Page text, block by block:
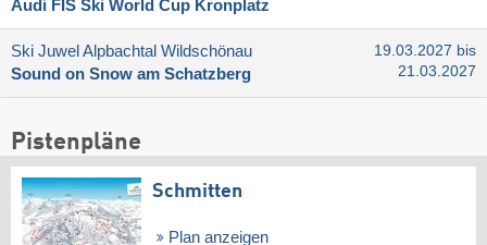
Audi FIS Ski World Cup Kronplatz
Ski Juwel Alpbachtal Wildschönau
Sound on Snow am Schatzberg
19.03.2027 bis
21.03.2027
Pistenpläne
Schmitten
Plan anzeigen